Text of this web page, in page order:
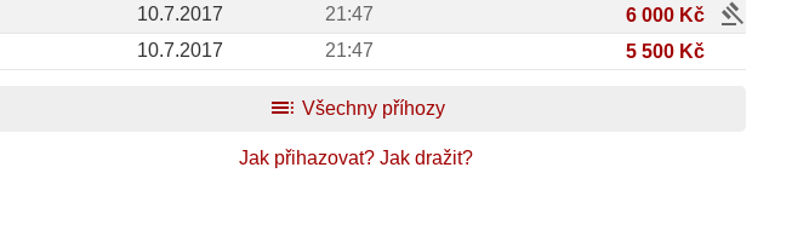
10.7.2017
21:47 6 000 Kč gavel
10.7.2017 21:47 5 500 Kč
toc Všechny příhozy
Jak přihazovat? Jak dražit?